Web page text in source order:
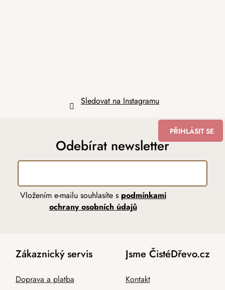
Sledovat na Instagramu
Odebírat newsletter
Vložením e-mailu souhlasíte s podmínkami
ochrany osobních údajů
PŘIHLÁSIT SE
Zákaznický servis
Doprava a platba
Jsme ČistéDřevo.cz
Kontakt